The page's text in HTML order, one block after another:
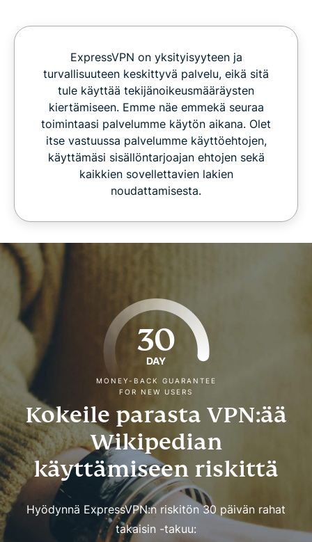
ExpressVPN on yksityisyyteen ja
turvallisuuteen keskittyvä palvelu, eikä sitä
tule käyttää tekijänoikeusmääräysten
kiertämiseen. Emme näe emmekä seuraa
toimintaasi palvelumme käytön aikana. Olet
itse vastuussa palvelumme käyttöehtojen,
käyttämäsi sisällöntarjoajan ehtojen sekä
kaikkien sovellettavien lakien
noudattamisesta.
30
DAY
MONEY-BACK GUARANTEE
FOR NEW USERS
Kokeile parasta VPN:ää
Wikipedian
käyttämiseen riskittä
Hyödynnä ExpressVPN:n riskitön 30 päivän rahat
takaisin -takuu: